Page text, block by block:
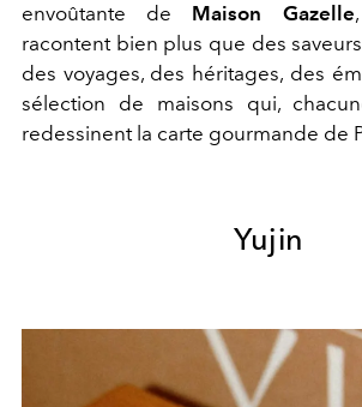
envoûtante de Maison Gazelle
racontent bien plus que des
des voyages, des héritages, des
sélection de maisons qui,
redessinent la carte gourmande de
Yujin